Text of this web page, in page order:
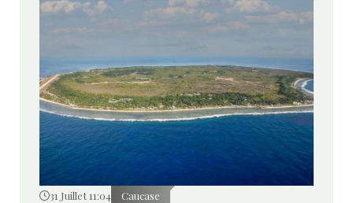
31 Juillet 11:04 Caucase